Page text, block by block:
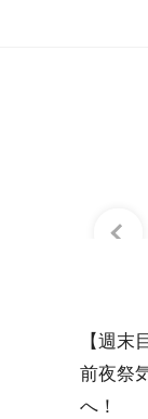
【週末
前夜祭
へ！